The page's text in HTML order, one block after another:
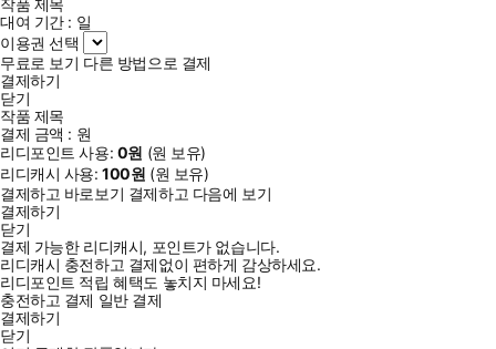
작품 제목
대여 기간 : 일
이용권 선택
무료로 보기 다른 방법으로 결제
결제하기
닫기
작품 제목
결제 금액 : 원
리디포인트 사용: 0원 (원 보유)
리디캐시 사용:100원 (원 보유)
결제하고 바로보기 결제하고 다음에 보기
결제하기
닫기
결제 가능한 리디캐시, 포인트가 없습니다.
리디캐시 충전하고 결제없이 편하게 감상하세요.
리디포인트 적립 혜택도 놓치지 마세요!
충전하고 결제 일반 결제
결제하기
닫기